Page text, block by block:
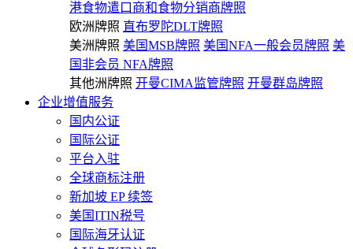
港食物遣口商和食物分销商牌照
欧洲牌照 直布罗陀DLT牌照
美洲牌照 美国MSB牌照 美国NFA一般会员牌照 美
国非会员 NFA牌照
其他洲牌照 开曼CIMA监管牌照 开曼群岛牌照
企业增值服务
国内公证
国际公证
平台入驻
全球商标注册
新加坡 EP 续签
美国ITIN税号
国际海牙认证